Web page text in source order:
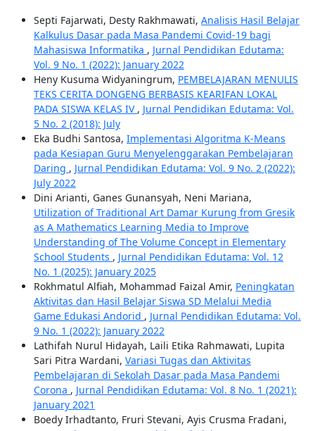
Septi Fajarwati, Desty Rakhmawati, Analisis Hasil Belajar
Kalkulus Dasar pada Masa Pandemi Covid-19 bagi
Mahasiswa Informatika , Jurnal Pendidikan Edutama:
Vol. 9 No. 1 (2022): January 2022
Heny Kusuma Widyaningrum, PEMBELAJARAN MENULIS
TEKS CERITA DONGENG BERBASIS KEARIFAN LOKAL
PADA SISWA KELAS IV , Jurnal Pendidikan Edutama: Vol.
5 No. 2 (2018): July
Eka Budhi Santosa, Implementasi Algoritma K-Means
pada Kesiapan Guru Menyelenggarakan Pembelajaran
Daring , Jurnal Pendidikan Edutama: Vol. 9 No. 2 (2022):
July 2022
Dini Arianti, Ganes Gunansyah, Neni Mariana,
Utilization of Traditional Art Damar Kurung from Gresik
as A Mathematics Learning Media to Improve
Understanding of The Volume Concept in Elementary
School Students , Jurnal Pendidikan Edutama: Vol. 12
No. 1 (2025): January 2025
Rokhmatul Alfiah, Mohammad Faizal Amir, Peningkatan
Aktivitas dan Hasil Belajar Siswa SD Melalui Media
Game Edukasi Andorid , Jurnal Pendidikan Edutama: Vol.
9 No. 1 (2022): January 2022
Lathifah Nurul Hidayah, Laili Etika Rahmawati, Lupita
Sari Pitra Wardani, Variasi Tugas dan Aktivitas
Pembelajaran di Sekolah Dasar pada Masa Pandemi
Corona , Jurnal Pendidikan Edutama: Vol. 8 No. 1 (2021):
January 2021
Boedy Irhadtanto, Fruri Stevani, Ayis Crusma Fradani,